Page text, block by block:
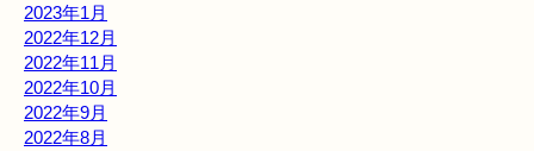
2023年1月
2022年12月
2022年11月
2022年10月
2022年9月
2022年8月